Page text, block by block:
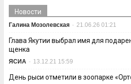
Новости
Галина Мозолевская - 21.06.26 01:21
Глава Якутии выбрал имя для
щенка
ЯСИА - 13.12.21 15:59
День рыси отметили в зоопарке